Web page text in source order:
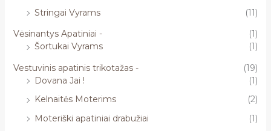
Stringai Vyrams
(11)
Vėsinantys Apatiniai -
(1)
Šortukai Vyrams
(1)
Vestuvinis apatinis trikotažas -
(19)
Dovana Jai !
(1)
Kelnaitės Moterims
(2)
Moteriški apatiniai drabužiai
(1)